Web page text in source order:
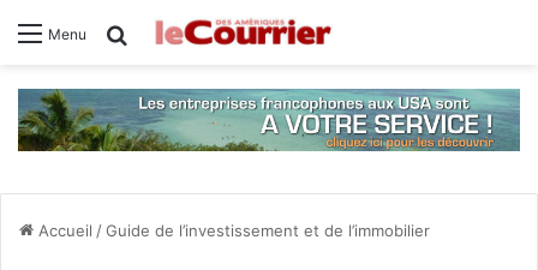
Menu Rechercher
Accueil /Guide de l’investissement et de l’immobilier